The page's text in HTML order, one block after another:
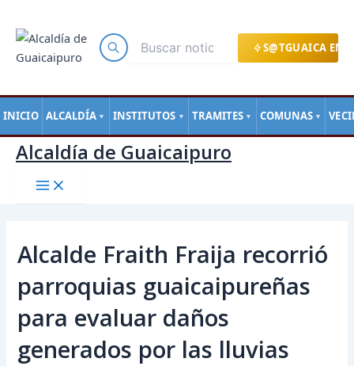
S@TGUAICA EN
INICIO ALCALDÍA ▼ INSTITUTOS ▼ TRAMITES ▼ COMUNAS ▼
contenido
Alcaldía de Guaicaipuro
Alcalde Fraith Fraija recorrió
parroquias guaicaipureñas
para evaluar daños
generados por las lluvias
de
entradas